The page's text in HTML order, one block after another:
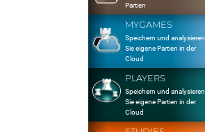
Partien
MYGAMES
Speichern und analysieren
Sie eigene Partien in der
Cloud
PLAYERS
Speichern und analysieren
Sie eigene Partien in der
Cloud